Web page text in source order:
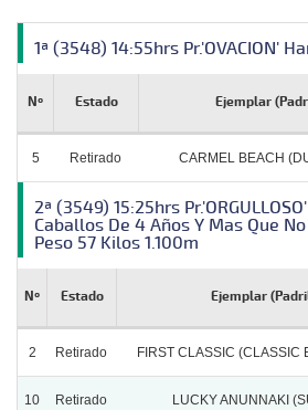
1ª (3548) 14:55hrs Pr.'OVACION'
Nº Estado Ejemplar
5 Retirado CARMEL BEACH
2ª (3549) 15:25hrs
Caballos De 4 Años Y Mas Que
Peso 57 Kilos 1.100m
Nº Estado Ejemplar
2 Retirado FIRST CLASSIC (CLASSIC
10 Retirado LUCKY ANUNNAKI